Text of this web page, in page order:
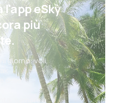
l'app eSky
più
giorno: voli,
delle
sempre a